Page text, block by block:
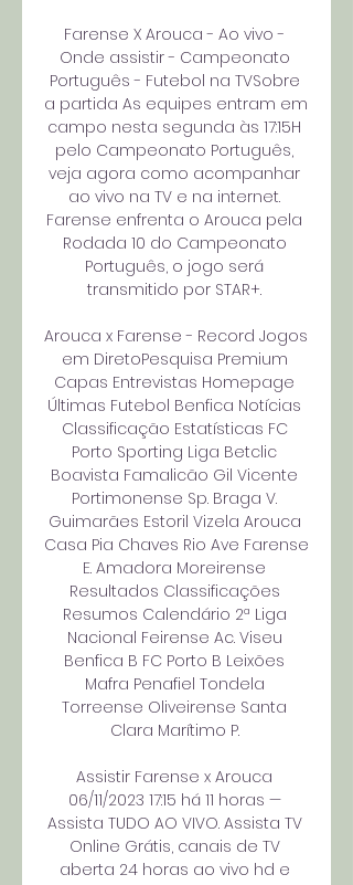
Farense X Arouca - Ao vivo -
Onde assistir - Campeonato
Português - Futebol na TVSobre
a partida As equipes entram em
campo nesta segunda às 17:15H
pelo Campeonato Português,
veja agora como acompanhar
ao vivo na TV e na internet.
Farense enfrenta o Arouca pela
Rodada 10 do Campeonato
Português, o jogo será
transmitido por STAR+.
Arouca x Farense - Record Jogos
em DiretoPesquisa Premium
Capas Entrevistas Homepage
Últimas Futebol Benfica Notícias
Classificação Estatísticas FC
Porto Sporting Liga Betclic
Boavista Famalicão Gil Vicente
Portimonense Sp. Braga V.
Guimarães Estoril Vizela Arouca
Casa Pia Chaves Rio Ave Farense
E. Amadora Moreirense
Resultados Classificações
Resumos Calendário 2ª Liga
Nacional Feirense Ac. Viseu
Benfica B FC Porto B Leixões
Mafra Penafiel Tondela
Torreense Oliveirense Santa
Clara Marítimo P.
Assistir Farense x Arouca
06/11/2023 17:15 há 11 horas —
Assista TUDO AO VIVO. Assista TV
Online Grátis, canais de TV
aberta 24 horas ao vivo hd e